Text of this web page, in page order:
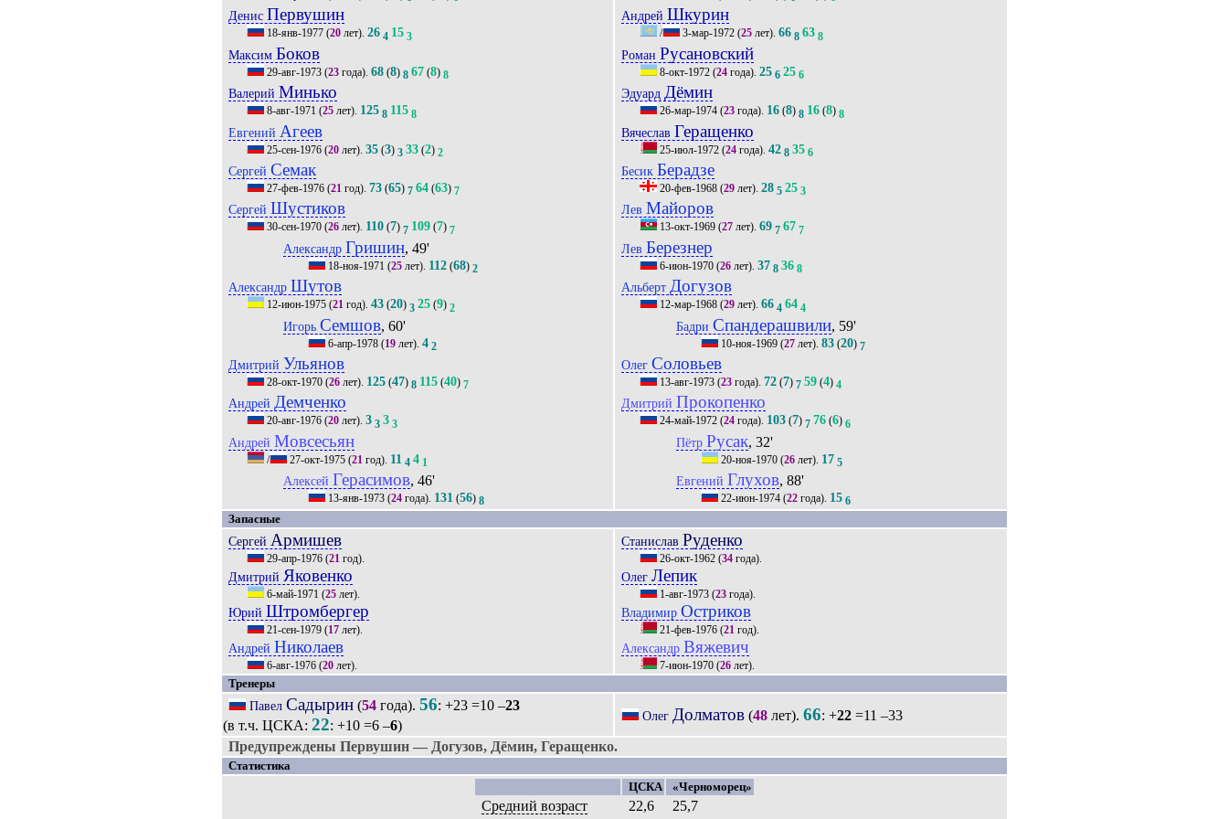
ДенисПервушин
18-янв-1977 (20 лет).26 4 15 3
Максим Боков
29-авг-1973 (23 года).68 (8) 8 67 (8) 8
Валерий Минько
8-авг-1971 (25 лет). 125 8 115 8
Евгений Агеев
25-сен-1976 (20 лет).35 (3) 3 33 (2) 2
СергейСемак
27-фев-1976 (21 год).73 (65) 7 64 (63) 7
СергейШустиков
30-сен-1970 (26 лет). 110 (7) 7 109 (7) 7
Александр Гришин, 49'
18-ноя-1971 (25лет). 112(68) 2
Александр Шутов
12-июн-1975 (21 год).43 (20) 3 25 (9) 2
ИгорьСемшов, 60'
6-апр-1978(19лет). 4 2
Дмитрий Ульянов
28-окт-1970 (26 лет). 125 (47) 8 115 (40) 7
АндрейДемченко
20-авг-1976 (20 лет).3 3 3 3
Андрей Мовсесьян
/ 27-окт-1975 (21 год). 11 4 4 1
Алексей Герасимов, 46'
13-янв-1973(24года). 131(56) 8
АндрейШкурин
/ 3-мар-1972 (25 лет).66 8 63 8
Роман Русановский
8-окт-1972 (24 года).25 6 25 6
Эдуард Дёмин
26-мар-1974 (23 года). 16 (8) 8 16 (8) 8
Вячеслав Геращенко
25-июл-1972 (24 года).42 8 35 6
Бесик Берадзе
20-фев-1968 (29 лет).28 5 25 3
ЛевМайоров
13-окт-1969 (27 лет).69 7 67 7
Лев Березнер
6-июн-1970 (26 лет).37 8 36 8
Альберт Догузов
12-мар-1968 (29 лет).66 4 64 4
БадриСпандерашвили, 59'
10-ноя-1969(27лет). 83(20) 7
ОлегСоловьев
13-авг-1973 (23 года).72 (7) 7 59 (4) 4
ДмитрийПрокопенко
24-май-1972 (24 года). 103 (7) 7 76 (6) 6
Пётр Русак, 32'
20-ноя-1970(26лет). 17 5
Евгений Глухов, 88'
22-июн-1974(22года). 15 6
Запасные
Сергей Армишев
29-апр-1976 (21 год).
Дмитрий Яковенко
6-май-1971 (25 лет).
Юрий Штромбергер
21-сен-1979 (17 лет).
Андрей Николаев
6-авг-1976 (20 лет).
Станислав Руденко
26-окт-1962 (34 года).
ОлегЛепик
1-авг-1973 (23 года).
ВладимирОстриков
21-фев-1976 (21 год).
Александр Вяжевич
7-июн-1970 (26 лет).
Тренеры
ПавелСадырин (54 года).56: +23 =10 –23
(в т.ч. ЦСКА: 22: +10 =6 –6)
Олег Долматов (48 лет).66: +22 =11 –33
Предупреждены Первушин — Догузов, Дёмин, Геращенко.
Статистика
ЦСКА
«Черноморец»
Средний возраст 22,6
25,7